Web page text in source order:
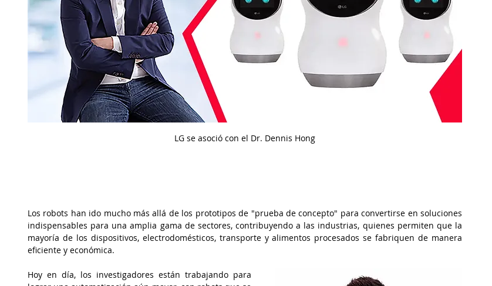
LG se asoció con el Dr. Dennis Hong
Los robots han ido mucho más allá de los prototipos de "prueba de concepto" para convertirse en soluciones
indispensables para una amplia gama de sectores, contribuyendo a las industrias, quienes permiten que la
mayoría de los dispositivos, electrodomésticos, transporte y alimentos procesados ​​se fabriquen de manera
eficiente y económica.
Hoy en día, los investigadores están trabajando para